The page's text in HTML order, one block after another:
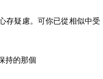
存疑慮。可你已從相似中受
持的那個